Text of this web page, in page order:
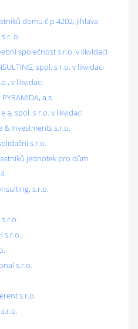
domu č.p 4202, Jihlava
s r. o.
společnost s.r.o. v likvidaci
spol. s r.o. v likvidaci
v likvidaci
a.s.
a, spol. s r.o. v likvidaci
& Investments s.r.o.
s.r.o.
jednotek pro dům
s.r.o.
s.r.o.
s.r.o.
s.r.o.